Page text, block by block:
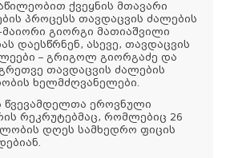
ქვეყნის მთავარი
პროცესს თავდაცვის ძალების
გიორგი მათიაშვილი
დაესწრნენ, ასევე, თავდაცვის
– გრიგოლ გიორგაძე და
თავდაცვის ძალების
ხელმძღვანელები.
წვევამდელთა ეროვნული
რეკრუტებმაც, რომლებიც 26
დღეს სამხედრო ფიცის